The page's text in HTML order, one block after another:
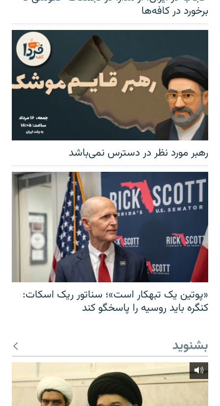
برخورد در کافه‌ها
رهبر مورد نظر در دسترس نمی‌باشد
«پوتین یک تبهکار است»؛ سناتور ریک اسکات:
کنگره باید روسیه را پاسخگو کند
بشنوید